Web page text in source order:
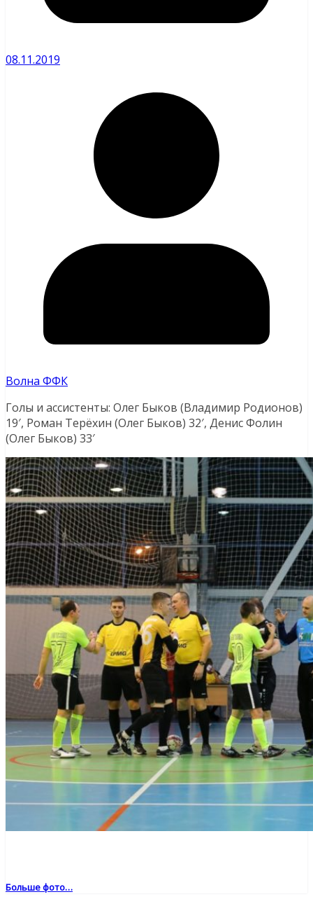
08.11.2019
Волна ФФК
Голы и ассистенты: Олег Быков (Владимир Родионов)
19′, Роман Терёхин (Олег Быков) 32′, Денис Фолин
(Олег Быков) 33′
Больше фото…